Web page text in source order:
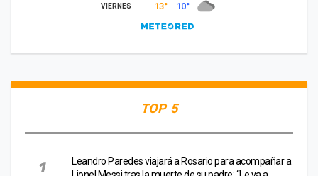
TOP 5
Leandro Paredes viajará a Rosario para acompañar a